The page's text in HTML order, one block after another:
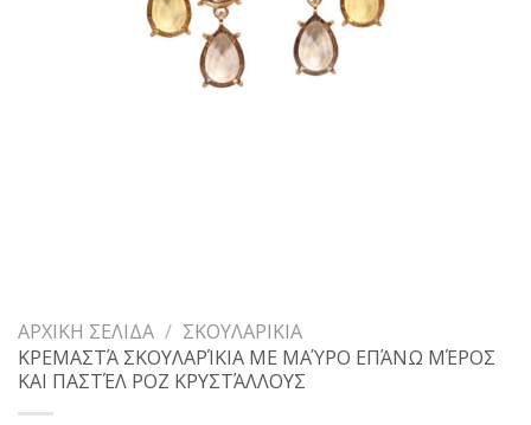
ΑΡΧΙΚΉ ΣΕΛΊΔΑ / ΣΚΟΥΛΑΡΊΚΙΑ
ΚΡΕΜΑΣΤΆ ΣΚΟΥΛΑΡΊΚΙΑ ΜΕ ΜΑΎΡΟ ΕΠΆΝΩ ΜΈΡΟΣ
ΚΑΙ ΠΑΣΤΈΛ ΡΟΖ ΚΡΥΣΤΆΛΛΟΥΣ